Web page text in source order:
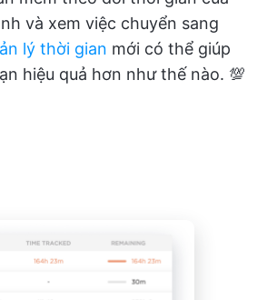
và xem việc chuyển sang
lý thời gian mới có thể giúp
hiệu quả hơn như thế nào. 💯